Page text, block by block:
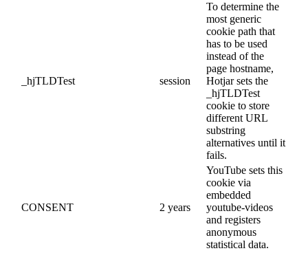
_hjTLDTest session
To determine the
most generic
cookie path that
has to be used
instead of the
page hostname,
Hotjar sets the
_hjTLDTest
cookie to store
different URL
substring
alternatives until it
fails.
CONSENT 2 years
YouTube sets this
cookie via
embedded
youtube-videos
and registers
anonymous
statistical data.